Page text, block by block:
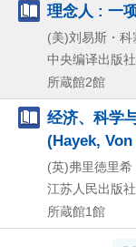
理念人 : 一
(美)刘易斯・
中央编译出版社
所蔵館2館
经济、科学
(Hayek,
(英)弗里徳里希 .
江苏人民出版社
所蔵館1館